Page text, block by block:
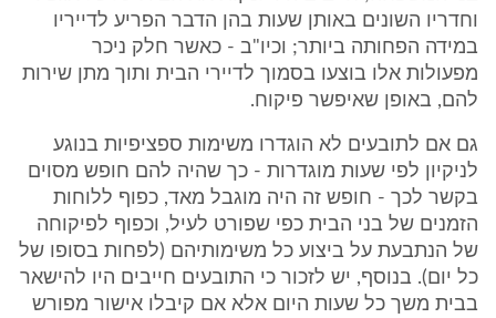
וחדריו השונים באותן שעות בהן הדבר הפריע לדייריו
במידה הפחותה ביותר; וכיו"ב - כאשר חלק ניכר
מפעולות אלו בוצעו בסמוך לדיירי הבית ותוך מתן שירות
להם, באופן שאיפשר פיקוח.
גם אם לתובעים לא הוגדרו משימות ספציפיות בנוגע
לניקיון לפי שעות מוגדרות - כך שהיה להם חופש מסוים
בקשר לכך - חופש זה היה מוגבל מאד, כפוף ללוחות
הזמנים של בני הבית כפי שפורט לעיל, וכפוף לפיקוחה
של הנתבעת על ביצוע כל משימותיהם (לפחות בסופו של
כל יום). בנוסף, יש לזכור כי התובעים חייבים היו להישאר
בבית משך כל שעות היום אלא אם קיבלו אישור מפורש